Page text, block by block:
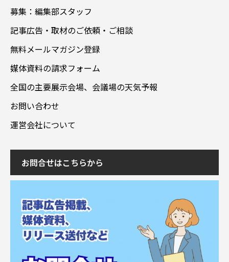
募集：編集部スタッフ
記事広告・取材のご依頼・ご相談
無料メールマガジン登録
媒体資料の請求フォーム
全国の主要展示会場、会議場の天気予報
お問い合わせ
運営会社について
お問合せはこちらから